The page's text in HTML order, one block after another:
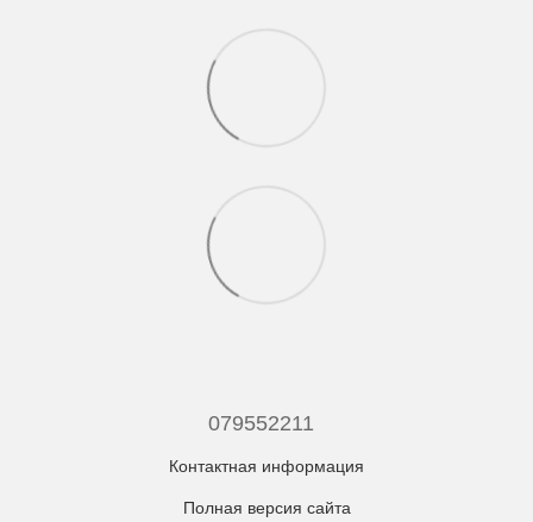
079552211
Контактная информация
Полная версия сайта